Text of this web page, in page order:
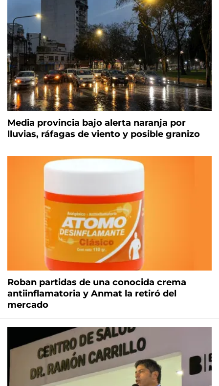
Media provincia bajo alerta naranja por
lluvias, ráfagas de viento y posible granizo
Roban partidas de una conocida crema
antiinflamatoria y Anmat la retiró del
mercado